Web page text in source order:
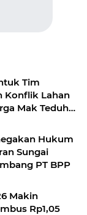
Tim
Konflik Lahan
Mak Teduh
Hukum
Sungai
PT BPP
Makin
Rp1,05